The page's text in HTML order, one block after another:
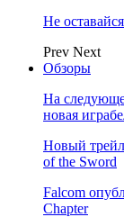
Не
Prev Next
Обзоры
На
новая
Новый
of the Sword
Falcom
Chapter